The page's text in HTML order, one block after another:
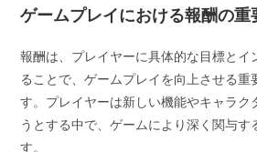
ゲームプレイにおける報酬の重
報酬は、プレイヤーに具体的な目標とイ
ることで、ゲームプレイを向上させる重
す。プレイヤーは新しい機能やキャラク
うとする中で、ゲームにより深く関与す
す。